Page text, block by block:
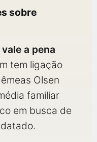
sobre
a pena
tem ligação
Olsen
familiar
em busca de